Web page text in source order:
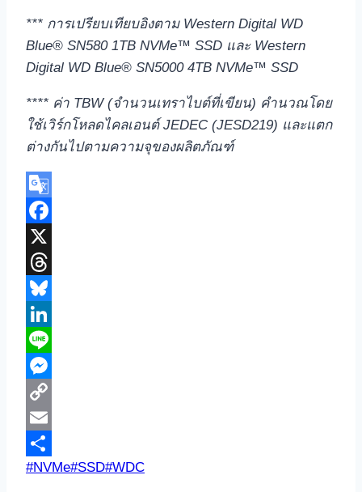
*** การเปรียบเทียบอิงตาม Western Digital WD
Blue® SN580 1TB NVMe™ SSD และ Western
Digital WD Blue® SN5000 4TB NVMe™ SSD
**** ค่า TBW (จำนวนเทราไบต์ที่เขียน) คำนวณโดย
ใช้เวิร์กโหลดไคลเอนต์ JEDEC (JESD219) และแตก
ต่างกันไปตามความจุของผลิตภัณฑ์
Google
Translate
Facebook
X
Threads
Bluesky
LinkedIn
Line
Messenger
Copy
Link
Email
Share
Post
#NVMe#SSD#WDC